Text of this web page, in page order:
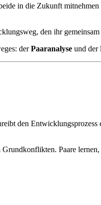
in die Zukunft
den ihr gemeinsam
derPaaranalyse und der
den Entwicklungsprozess
Paare